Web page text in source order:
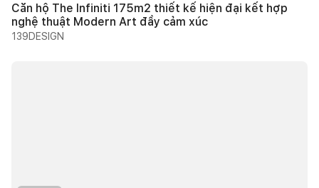
Căn hộ The Infiniti 175m2 thiết kế hiện đại kết hợp
nghệ thuật Modern Art đầy cảm xúc
139DESIGN